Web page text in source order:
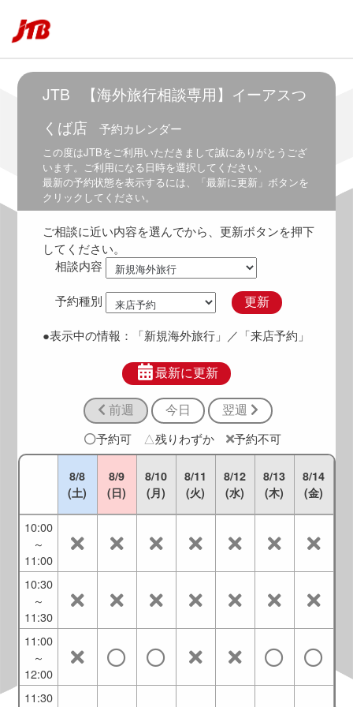
JTB
【海外旅行相談専用】イーアスつ
くば店 予約カレンダー
この度はJTBをご利用いただきまして誠にありがとうござ
います。ご利用になる日時を選択してください。
最新の予約状態を表示するには、「最新に更新」ボタンを
クリックしてください。
ご相談に近い内容を選んでから、更新ボタンを押下
してください。
相談内容
予約種別 更新
●表示中の情報： 「新規海外旅行」 ／「来店予約」
最新に更新
前週 今日 翌週
予約可 △残りわずか 予約不可
8/8
(土)
8/9
(日)
8/10
(月)
8/11
(火)
8/12
(水)
8/13
(木)
8/14
(金)
5:30
～
6:00
7:00
6:30
7:30
7:00
7:30
9:00
10:00
～
11:00
10:30
～
11:30
11:00
～
12:00
11:30